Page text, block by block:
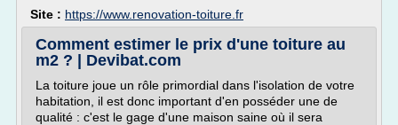
Site : https://www.renovation-toiture.fr
Comment estimer le prix d'une toiture au
m2 ? | Devibat.com
La toiture joue un rôle primordial dans l'isolation de votre
habitation, il est donc important d'en posséder une de
qualité : c'est le gage d'une maison saine où il sera